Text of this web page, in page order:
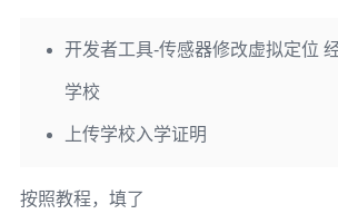
开发者工具-传感器修改虚拟定位
学校
上传学校入学证明
按照教程，填了